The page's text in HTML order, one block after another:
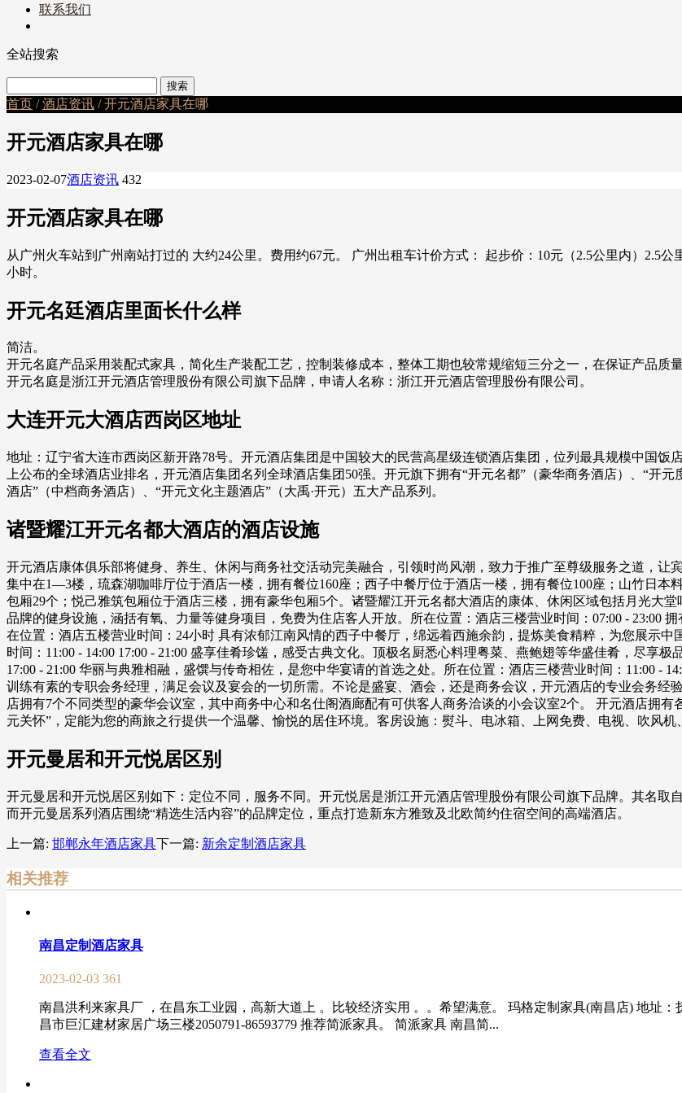
联系我们
全站搜索
首页 /酒店资讯 / 开元酒店家具在哪
开元酒店家具在哪
2023-02-07酒店资讯 432
开元酒店家具在哪
从广州火车站到广州南站打过的 大约24公里。费用约67元。 广州出租车计价方式： 起步价：10元（2.5公里内）2.5
小时。
开元名廷酒店里面长什么样
简洁。
开元名庭产品采用装配式家具，简化生产装配工艺，控制装修成本，整体工期也较常规缩短三分之一，在保证产品质
开元名庭是浙江开元酒店管理股份有限公司旗下品牌，申请人名称：浙江开元酒店管理股份有限公司。
大连开元大酒店西岗区地址
地址：辽宁省大连市西岗区新开路78号。开元酒店集团是中国较大的民营高星级连锁酒店集团，位列最具规模中国
上公布的全球酒店业排名，开元酒店集团名列全球酒店集团50强。开元旗下拥有“开元名都”（豪华商务酒店）、“开
酒店”（中档商务酒店）、“开元文化主题酒店”（大禹·开元）五大产品系列。
诸暨耀江开元名都大酒店的酒店设施
开元酒店康体俱乐部将健身、养生、休闲与商务社交活动完美融合，引领时尚风潮，致力于推广至尊级服务之道，
集中在1—3楼，琉森湖咖啡厅位于酒店一楼，拥有餐位160座；西子中餐厅位于酒店一楼，拥有餐位100座；山竹日
包厢29个；悦己雅筑包厢位于酒店三楼，拥有豪华包厢5个。诸暨耀江开元名都大酒店的康体、休闲区域包括月光大
品牌的健身设施，涵括有氧、力量等健身项目，免费为住店客人开放。所在位置：酒店三楼营业时间：07:00 - 23:00
在位置：酒店五楼营业时间：24小时 具有浓郁江南风情的西子中餐厅，绵远着西施余韵，提炼美食精粹，为您展示
时间：11:00 - 14:00 17:00 - 21:00 盛享佳肴珍馐，感受古典文化。顶极名厨悉心料理粤菜、燕鲍翅等华盛佳肴，尽享
17:00 - 21:00 华丽与典雅相融，盛馔与传奇相佐，是您中华宴请的首选之处。所在位置：酒店三楼营业时间：11:00 -
训练有素的专职会务经理，满足会议及宴会的一切所需。不论是盛宴、酒会，还是商务会议，开元酒店的专业会务
店拥有7个不同类型的豪华会议室，其中商务中心和名仕阁酒廊配有可供客人商务洽谈的小会议室2个。 开元酒店拥
元关怀”，定能为您的商旅之行提供一个温馨、愉悦的居住环境。客房设施：熨斗、电冰箱、上网免费、电视、吹风
开元曼居和开元悦居区别
开元曼居和开元悦居区别如下：定位不同，服务不同。开元悦居是浙江开元酒店管理股份有限公司旗下品牌。其名取
而开元曼居系列酒店围绕“精选生活内容”的品牌定位，重点打造新东方雅致及北欧简约住宿空间的高端酒店。
上一篇: 邯郸永年酒店家具下一篇: 新余定制酒店家具
相关推荐
南昌定制酒店家具
2023-02-03 361
南昌洪利来家具厂 ，在昌东工业园，高新大道上 。比较经济实用 。。希望满意。 玛格定制家具(南昌店) 地址
昌市巨汇建材家居广场三楼2050791-86593779 推荐简派家具。 简派家具 南昌简...
查看全文